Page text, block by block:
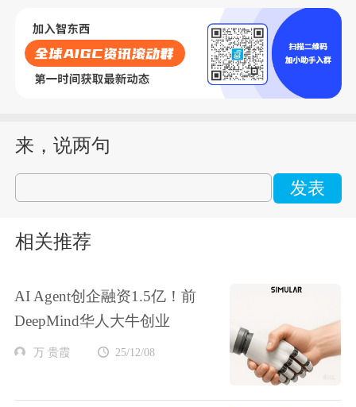
来，说两句
发表
相关推荐
AI Agent创企融资1.5亿！前
DeepMind华人大牛创业
万 贵霞 25/12/08